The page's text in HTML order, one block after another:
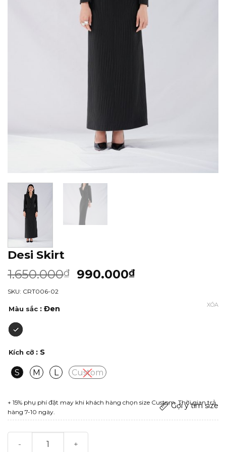
Desi Skirt
1.650.000₫ 990.000₫
SKU: CRT006-02
Màu sắc : Đen
Kích cỡ : S
S M L Custom
XÓA
+ 15% phụ phí đặt may khi khách hàng chọn size Custom. Thời gian trả
hàng 7-10 ngày.
Gợi ý tìm size